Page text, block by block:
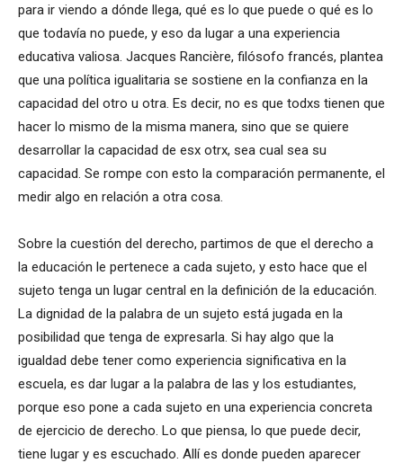
para ir viendo a dónde llega, qué es lo que puede o qué es lo
que todavía no puede, y eso da lugar a una experiencia
educativa valiosa. Jacques Rancière, filósofo francés, plantea
que una política igualitaria se sostiene en la confianza en la
capacidad del otro u otra. Es decir, no es que todxs tienen que
hacer lo mismo de la misma manera, sino que se quiere
desarrollar la capacidad de esx otrx, sea cual sea su
capacidad. Se rompe con esto la comparación permanente, el
medir algo en relación a otra cosa.
Sobre la cuestión del derecho, partimos de que el derecho a
la educación le pertenece a cada sujeto, y esto hace que el
sujeto tenga un lugar central en la definición de la educación.
La dignidad de la palabra de un sujeto está jugada en la
posibilidad que tenga de expresarla. Si hay algo que la
igualdad debe tener como experiencia significativa en la
escuela, es dar lugar a la palabra de las y los estudiantes,
porque eso pone a cada sujeto en una experiencia concreta
de ejercicio de derecho. Lo que piensa, lo que puede decir,
tiene lugar y es escuchado. Allí es donde pueden aparecer